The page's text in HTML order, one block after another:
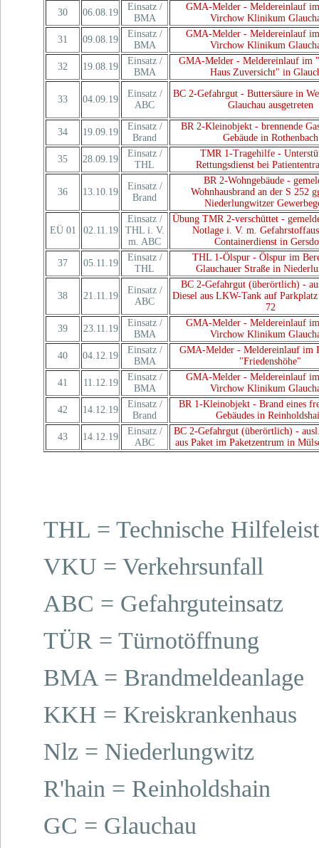
30
06.08.19
Einsatz /
BMA
GMA-Melder - Meldereinlauf
Virchow Klinikum
31
09.08.19
Einsatz /
BMA
GMA-Melder - Meldereinlauf
Virchow Klinikum
32
19.08.19
Einsatz /
BMA
GMA-Melder - Meldereinlauf im
Haus Zuversicht" in
33 04.09.19
Einsatz /
ABC
BC 2-Gefahrgut - Buttersäure in
Glauchau ausgetreten
34 19.09.19
Einsatz /
Brand
BR 2-Kleinobjekt - brennende
Gebäude in Rothenbach
35
28.09.19
Einsatz /
THL
TMR 1-Tragehilfe -
Rettungsdienst bei
36 13.10.19
Einsatz /
Brand
BR 2-Wohngebäude -
Wohnhausbrand an der S 252
Niederlungwitzer
EÜ 01 02.11.19
Einsatz /
THL i. V.
m. ABC
Übung TMR 2-verschüttet -
Notlage i. V. m.
Containerdienst in
37
05.11.19
Einsatz /
THL
THL 1-Ölspur - Ölspur im
Glauchauer Straße in
38 21.11.19
Einsatz /
ABC
BC 2-Gefahrgut (überörtlich) -
Diesel aus LKW-Tank auf
72
39
23.11.19
Einsatz /
BMA
GMA-Melder - Meldereinlauf
Virchow Klinikum
40
04.12.19
Einsatz /
BMA
GMA-Melder - Meldereinlauf im
"Friedenshöhe"
41
11.12.19
Einsatz /
BMA
GMA-Melder - Meldereinlauf
Virchow Klinikum
42
14.12.19
Einsatz /
Brand
BR 1-Kleinobjekt - Brand eines
Gebäudes in
43
14.12.19
Einsatz /
ABC
BC 2-Gefahrgut (überörtlich) -
aus Paket im Paketzentrum in
THL = Technische
VKU = Verkehrsunfall
ABC = Gefahrguteinsatz
TÜR = Türnotöffnung
BMA = Brandmeldeanlage
KKH = Kreiskrankenhaus
Nlz = Niederlungwitz
R'hain = Reinholdshain
GC = Glauchau